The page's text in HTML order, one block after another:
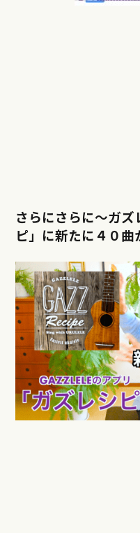
さらにさらに〜ガ
ピ」に新たに４０曲